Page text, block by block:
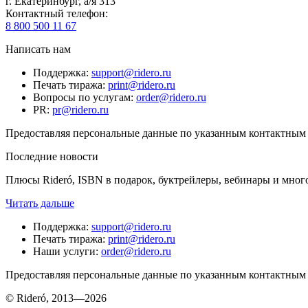
Контактный телефон:
8 800 500 11 67
Написать нам
Поддержка: support@ridero.ru
Печать тиража: print@ridero.ru
Вопросы по услугам: order@ridero.ru
PR: pr@ridero.ru
Предоставляя персональные данные по указанным
Последние новости
Плюсы Rideró, ISBN в подарок, буктрейлеры, вебинары и
Читать дальше
Поддержка: support@ridero.ru
Печать тиража: print@ridero.ru
Наши услуги: order@ridero.ru
Предоставляя персональные данные по указанным
© Rideró, 2013—2026